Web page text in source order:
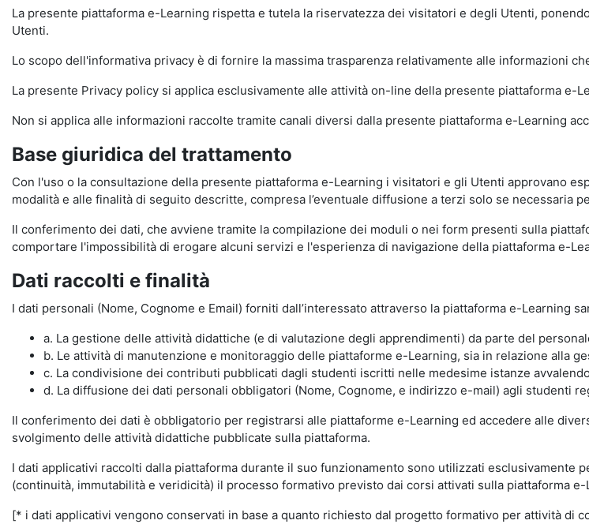
La presente piattaforma e-Learning rispetta e tutela la riservatezza dei visitatori e degli Utenti,
Utenti.
Lo scopo dell'informativa privacy è di fornire la massima trasparenza relativamente alle informazioni
La presente Privacy policy si applica esclusivamente alle attività on-line della presente piattaforma e-
Non si applica alle informazioni raccolte tramite canali diversi dalla presente piattaforma e-Learning
Base giuridica del trattamento
Con l'uso o la consultazione della presente piattaforma e-Learning i visitatori e gli Utenti approvano
modalità e alle finalità di seguito descritte, compresa l’eventuale diffusione a terzi solo se necessaria
Il conferimento dei dati, che avviene tramite la compilazione dei moduli o nei form presenti sulla
comportare l'impossibilità di erogare alcuni servizi e l'esperienza di navigazione della piattaforma e-
Dati raccolti e finalità
I dati personali (Nome, Cognome e Email) forniti dall’interessato attraverso la piattaforma e-Learning
a. La gestione delle attività didattiche (e di valutazione degli apprendimenti) da parte del
b. Le attività di manutenzione e monitoraggio delle piattaforme e-Learning, sia in relazione alla
c. La condivisione dei contributi pubblicati dagli studenti iscritti nelle medesime istanze
d. La diffusione dei dati personali obbligatori (Nome, Cognome, e indirizzo e-mail) agli studenti
Il conferimento dei dati è obbligatorio per registrarsi alle piattaforme e-Learning ed accedere alle
svolgimento delle attività didattiche pubblicate sulla piattaforma.
I dati applicativi raccolti dalla piattaforma durante il suo funzionamento sono utilizzati esclusivamente
(continuità, immutabilità e veridicità) il processo formativo previsto dai corsi attivati sulla piattaforma e-
[* i dati applicativi vengono conservati in base a quanto richiesto dal progetto formativo per attività